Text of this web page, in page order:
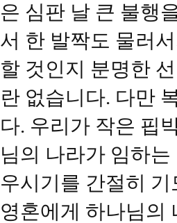
은 심판 날 큰 불행
서 한 발짝도 물러
할 것인지 분명한
란 없습니다. 다만
다. 우리가 작은 핍
님의 나라가 임하
우시기를 간절히
영혼에게 하나님의